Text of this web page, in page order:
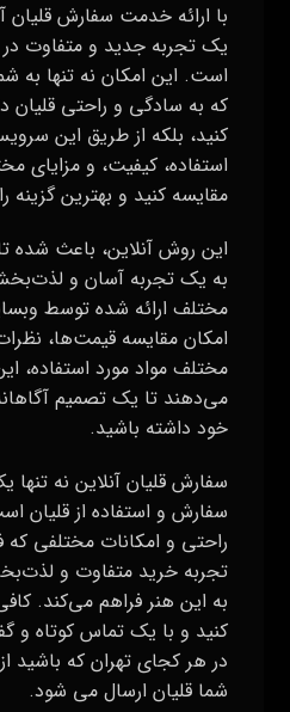
با ارائه خدمت سفارش قلیان
یک تجربه جدید و متفاوت در
است. این امکان نه تنها به
که به سادگی و راحتی قلیان
کنید، بلکه از طریق این
استفاده، کیفیت، و مزایای
مقایسه کنید و بهترین گزینه
این روش آنلاین، باعث شده
به یک تجربه آسان و
مختلف ارائه شده توسط
امکان مقایسه قیمت‌ها، نظرات
مختلف مواد مورد استفاده،
می‌دهند تا یک تصمیم
خود داشته باشید.
سفارش قلیان آنلاین نه تنها
سفارش و استفاده از قلیان
راحتی و امکانات مختلفی
تجربه خرید متفاوت و
به این هنر فراهم می‌کند.
کنید و با یک تماس کوتاه و
در هر کجای تهران که باشید
شما قلیان ارسال می شود.